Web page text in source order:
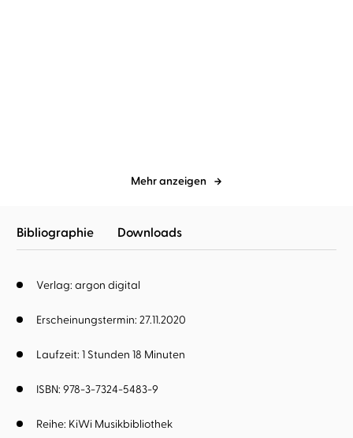
Mehr anzeigen
Bibliographie Downloads
Verlag: argon digital
Erscheinungstermin: 27.11.2020
Laufzeit: 1 Stunden 18 Minuten
ISBN: 978-3-7324-5483-9
Reihe: KiWi Musikbibliothek